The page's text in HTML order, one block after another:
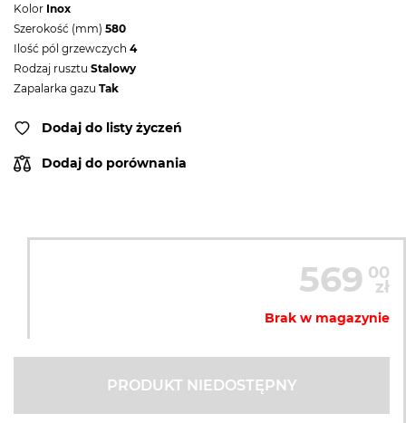
Kolor Inox
Szerokość (mm) 580
Ilość pól grzewczych 4
Rodzaj rusztu Stalowy
Zapalarka gazu Tak
Dodaj do listy życzeń
Dodaj do porównania
569 00
zł
Brak w magazynie
PRODUKT NIEDOSTĘPNY